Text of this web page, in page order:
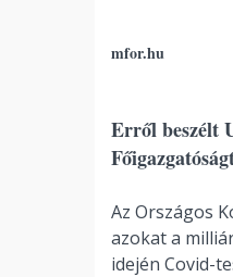
mfor.hu
Erről beszélt
Az Országos
azokat a
idején Covid-